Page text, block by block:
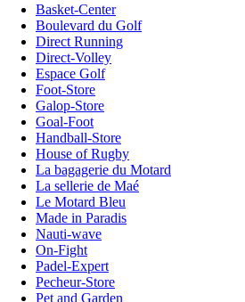
Basket-Center
Boulevard du Golf
Direct Running
Direct-Volley
Espace Golf
Foot-Store
Galop-Store
Goal-Foot
Handball-Store
House of Rugby
La bagagerie du Motard
La sellerie de Maé
Le Motard Bleu
Made in Paradis
Nauti-wave
On-Fight
Padel-Expert
Pecheur-Store
Pet and Garden